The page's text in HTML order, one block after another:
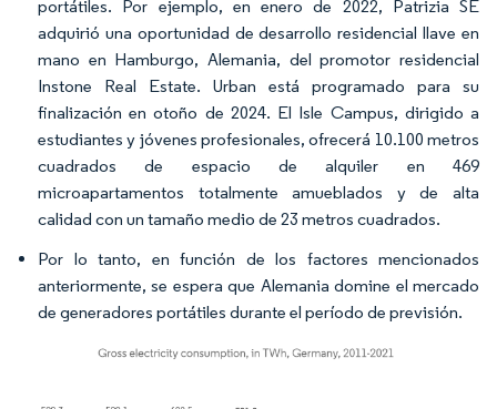
portátiles. Por ejemplo, en enero de 2022, Patrizia SE
adquirió una oportunidad de desarrollo residencial llave en
mano en Hamburgo, Alemania, del promotor residencial
Instone Real Estate. Urban está programado para su
finalización en otoño de 2024. El Isle Campus, dirigido a
estudiantes y jóvenes profesionales, ofrecerá 10.100 metros
cuadrados de espacio de alquiler en 469
microapartamentos totalmente amueblados y de alta
calidad con un tamaño medio de 23 metros cuadrados.
Por lo tanto, en función de los factores mencionados
anteriormente, se espera que Alemania domine el mercado
de generadores portátiles durante el período de previsión.